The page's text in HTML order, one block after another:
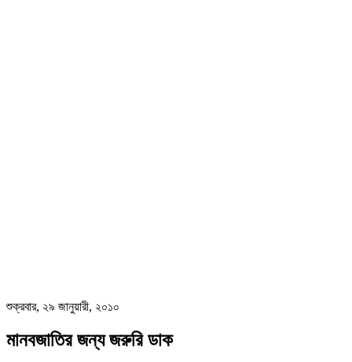
শুক্রবার, ২৯ জানুয়ারী, ২০১০
মানবজাতির জন্য জরুরি ডাক